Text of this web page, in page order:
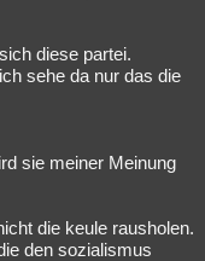
diese partei.
sehe da nur das die
sie meiner Meinung
die keule rausholen.
den sozialismus